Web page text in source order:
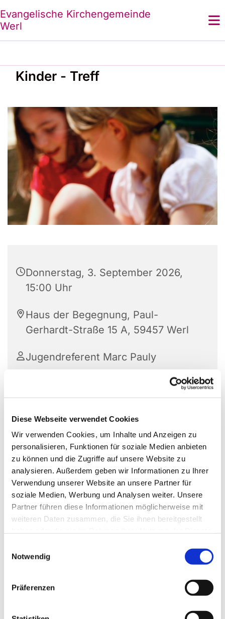
Diese Webseite verwendet Cookies
Wir verwenden Cookies, um Inhalte und Anzeigen zu
personalisieren, Funktionen für soziale Medien anbieten
zu können und die Zugriffe auf unsere Website zu
analysieren. Außerdem geben wir Informationen zu Ihrer
Verwendung unserer Website an unsere Partner für
soziale Medien, Werbung und Analysen weiter. Unsere
Partner führen diese Informationen möglicherweise mit
weiteren Daten zusammen, die Sie ihnen bereitgestellt
Notwendig
Präferenzen
Evangelische Kirchengemeinde
Werl
Kinder - Treff
Donnerstag, 3. September 2026,
15:00 Uhr
Haus der Begegnung, Paul-
Gerhardt-Straße 15 A, 59457 Werl
Jugendreferent Marc Pauly